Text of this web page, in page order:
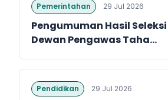
Pemerintahan 29 Jul 2026
Pengumuman Hasil
Dewan Pengawas Taha...
Pendidikan 29 Jul 2026